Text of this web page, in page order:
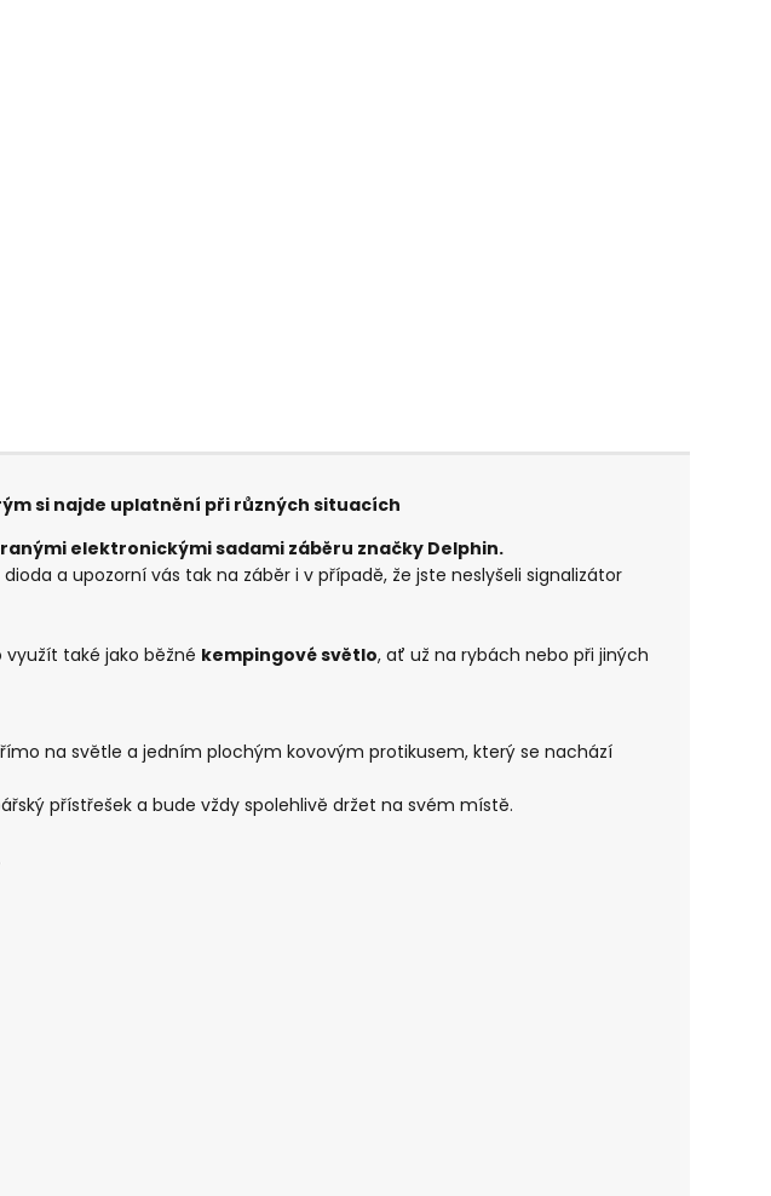
si najde uplatnění při různých situacích
elektronickými sadami záběru značky Delphin.
a upozorní vás tak na záběr i v případě, že jste neslyšeli signalizátor
také jako běžné kempingové světlo, ať už na rybách nebo při jiných
na světle a jedním plochým kovovým protikusem, který se nachází
přístřešek a bude vždy spolehlivě držet na svém místě.